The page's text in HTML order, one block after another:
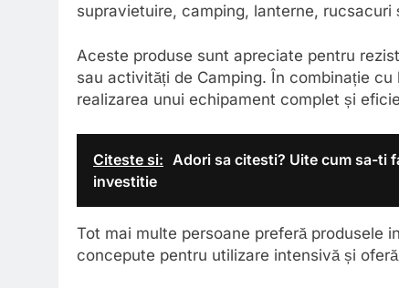
supravietuire, camping, lanterne,
Aceste produse sunt apreciate pentru
sau activități de Camping. În combinație
realizarea unui echipament complet și
Citeste si: Adori sa citesti? Uite cum sa-ti
investitie
Tot mai multe persoane preferă produsele
concepute pentru utilizare intensivă și